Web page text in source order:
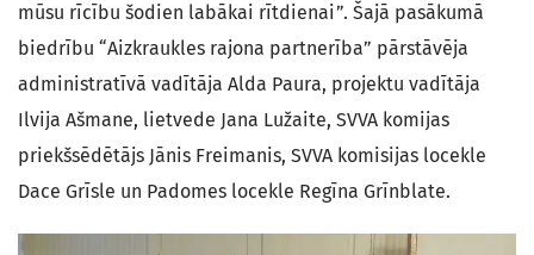
mūsu rīcību šodien labākai rītdienai”. Šajā pasākumā
biedrību “Aizkraukles rajona partnerība” pārstāvēja
administratīvā vadītāja Alda Paura, projektu vadītāja
Ilvija Ašmane, lietvede Jana Lužaite, SVVA komijas
priekšsēdētājs Jānis Freimanis, SVVA komisijas locekle
Dace Grīsle un Padomes locekle Regīna Grīnblate.